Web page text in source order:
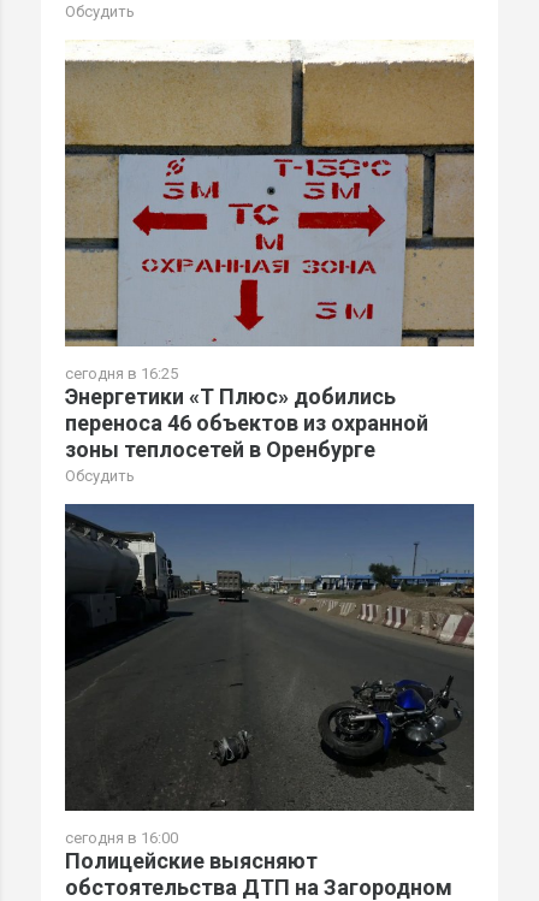
Обсудить
сегодня в 16:25
Энергетики «Т Плюс» добились
переноса 46 объектов из охранной
зоны теплосетей в Оренбурге
Обсудить
сегодня в 16:00
Полицейские выясняют
обстоятельства ДТП на Загородном